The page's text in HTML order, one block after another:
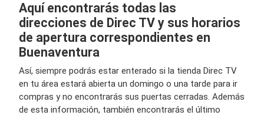
Aquí encontrarás todas las
direcciones de Direc TV y sus horarios
de apertura correspondientes en
Buenaventura
Así, siempre podrás estar enterado si la tienda Direc TV
en tu área estará abierta un domingo o una tarde para ir
compras y no encontrarás sus puertas cerradas. Además
de esta información, también encontrarás el último